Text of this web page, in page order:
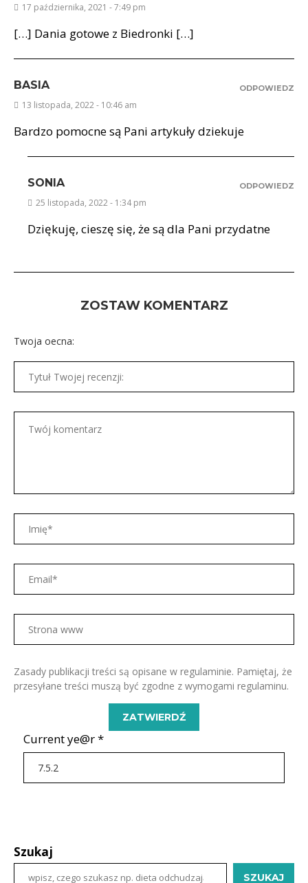
17 października, 2021 - 7:49 pm
[…] Dania gotowe z Biedronki […]
BASIA
13 listopada, 2022 - 10:46 am
Bardzo pomocne są Pani artykuły dziekuje
ODPOWIEDZ
SONIA
25 listopada, 2022 - 1:34 pm
Dziękuję, cieszę się, że są dla Pani przydatne
ODPOWIEDZ
ZOSTAW KOMENTARZ
Twoja oecna:
Zasady publikacji treści są opisane w regulaminie. Pamiętaj, że
przesyłane treści muszą być zgodne z wymogami regulaminu.
Current ye@r*
Szukaj
SZUKAJ